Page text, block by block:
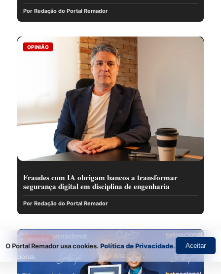
Por Redação do Portal Remador
OPINIÃO
Fraudes com IA obrigam bancos a transformar
segurança digital em disciplina de engenharia
Por Redação do Portal Remador
OPINIÃO
O Portal Remador usa cookies.Política de Privacidade. Aceitar